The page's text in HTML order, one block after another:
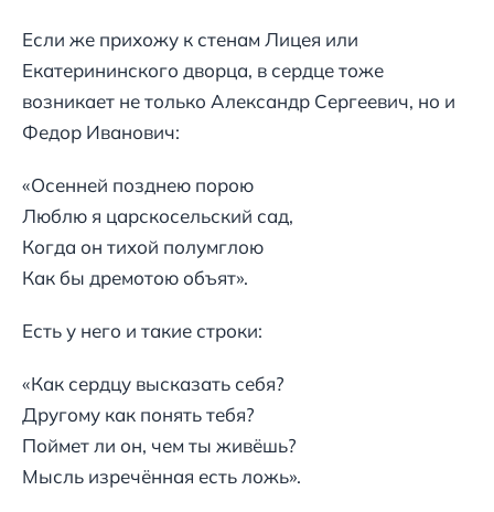
Если же прихожу к стенам Лицея или
Екатерининского дворца, в сердце тоже
возникает не только Александр Сергеевич, но и
Федор Иванович:
«Осенней позднею порою
Люблю я царскосельский сад,
Когда он тихой полумглою
Как бы дремотою объят».
Есть у него и такие строки:
«Как сердцу высказать себя?
Другому как понять тебя?
Поймет ли он, чем ты живёшь?
Мысль изречённая есть ложь».